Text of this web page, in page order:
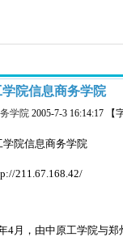
学院信息商务学院
学院 2005-7-3 16:14:17 【
学院信息商务学院
211.67.168.42/
月，由中原工学院与郑